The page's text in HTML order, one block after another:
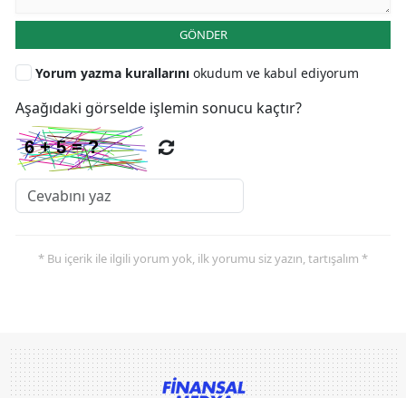
GÖNDER
Yorum yazma kurallarını okudum ve kabul ediyorum
Aşağıdaki görselde işlemin sonucu kaçtır?
* Bu içerik ile ilgili yorum yok, ilk yorumu siz yazın, tartışalım *